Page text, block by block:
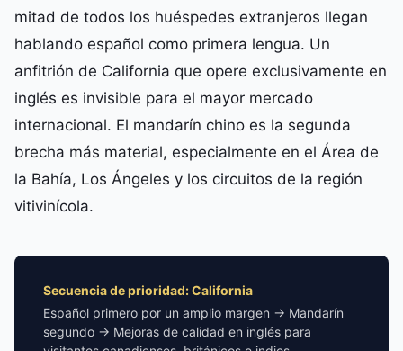
mitad de todos los huéspedes extranjeros llegan
hablando español como primera lengua. Un
anfitrión de California que opere exclusivamente en
inglés es invisible para el mayor mercado
internacional. El mandarín chino es la segunda
brecha más material, especialmente en el Área de
la Bahía, Los Ángeles y los circuitos de la región
vitivinícola.
Secuencia de prioridad: California
Español primero por un amplio margen → Mandarín
segundo → Mejoras de calidad en inglés para